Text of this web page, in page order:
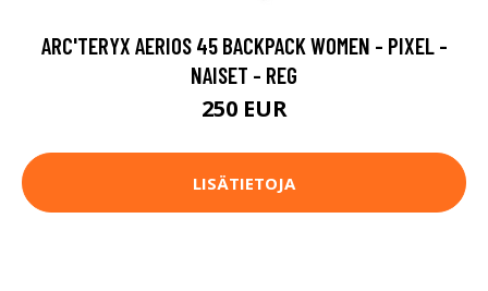
ARC'TERYX AERIOS 45 BACKPACK WOMEN - PIXEL -
NAISET - REG
250 EUR
LISÄTIETOJA